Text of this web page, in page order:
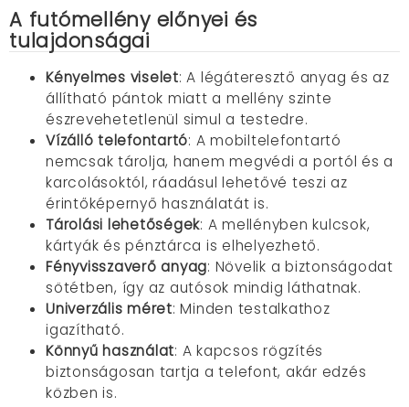
A futómellény előnyei és
tulajdonságai
Kényelmes viselet: A légáteresztő anyag és az
állítható pántok miatt a mellény szinte
észrevehetetlenül simul a testedre.
Vízálló telefontartó: A mobiltelefontartó
nemcsak tárolja, hanem megvédi a portól és a
karcolásoktól, ráadásul lehetővé teszi az
érintőképernyő használatát is.
Tárolási lehetőségek: A mellényben kulcsok,
kártyák és pénztárca is elhelyezhető.
Fényvisszaverő anyag: Növelik a biztonságodat
sötétben, így az autósok mindig láthatnak.
Univerzális méret: Minden testalkathoz
igazítható.
Könnyű használat: A kapcsos rögzítés
biztonságosan tartja a telefont, akár edzés
közben is.